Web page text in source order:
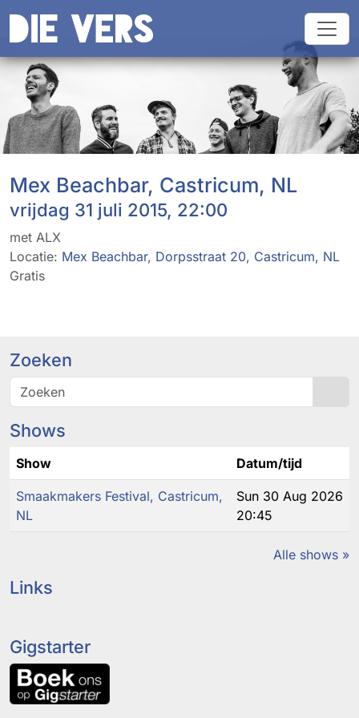
Mex Beachbar, Castricum, NL
vrijdag 31 juli 2015, 22:00
met ALX
Locatie: Mex Beachbar, Dorpsstraat 20, Castricum, NL
Gratis
Zoeken
Shows
Show Datum/tijd
Smaakmakers Festival, Castricum,
NL
Sun 30 Aug 2026
20:45
Alle shows »
Links
Gigstarter